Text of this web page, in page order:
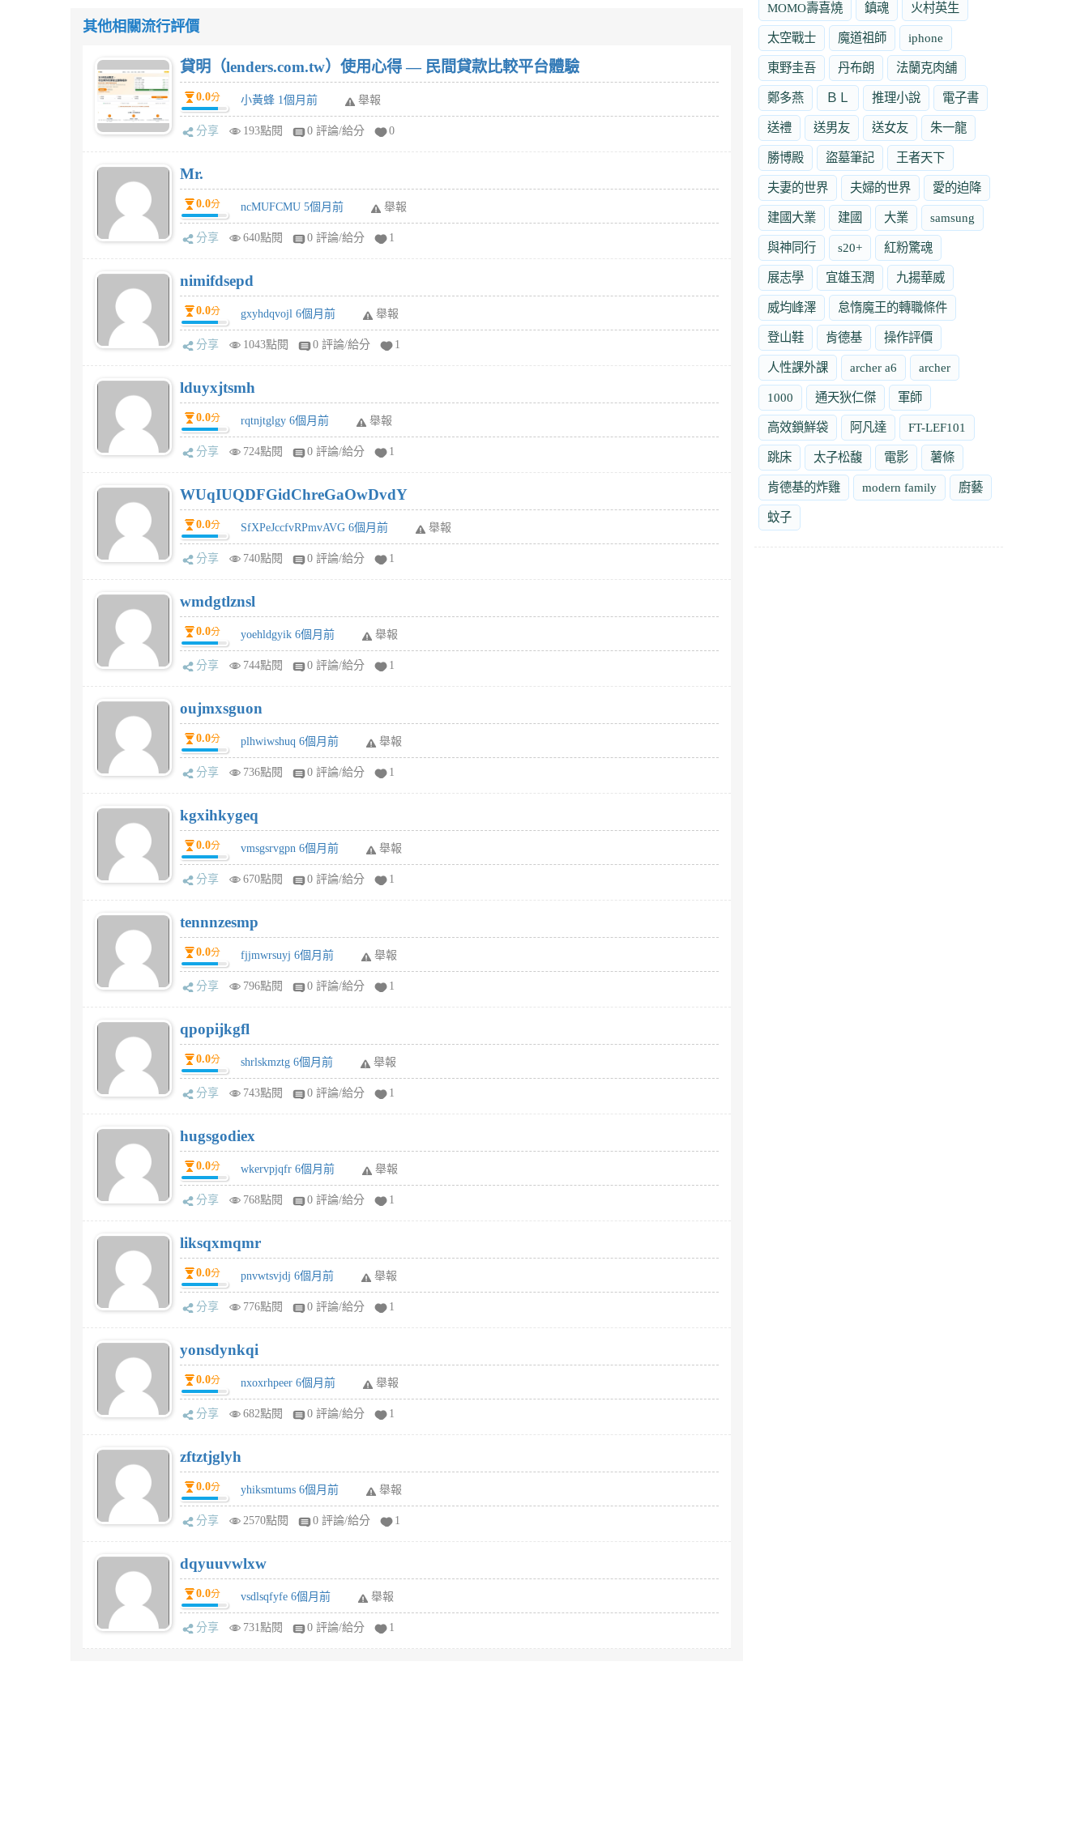
其他相關流行評價
貸明（lenders.com.tw）使用心得 — 民間貸款比較平台體驗
0.0分 小黃蜂 1個月前 舉報
分享 193點閱 0 評論/給分 0
Mr.
0.0分 ncMUFCMU 5個月前 舉報
分享 640點閱 0 評論/給分 1
nimifdsepd
0.0分 gxyhdqvojl 6個月前 舉報
分享 1043點閱 0 評論/給分 1
lduyxjtsmh
0.0分 rqtnjtglgy 6個月前 舉報
分享 724點閱 0 評論/給分 1
WUqIUQDFGidChreGaOwDvdY
0.0分 SfXPeJccfvRPmvAVG 6個月前 舉報
分享 740點閱 0 評論/給分 1
wmdgtlznsl
0.0分 yoehldgyik 6個月前 舉報
分享 744點閱 0 評論/給分 1
oujmxsguon
0.0分 plhwiwshuq 6個月前 舉報
分享 736點閱 0 評論/給分 1
kgxihkygeq
0.0分 vmsgsrvgpn 6個月前 舉報
分享 670點閱 0 評論/給分 1
tennnzesmp
0.0分 fjjmwrsuyj 6個月前 舉報
分享 796點閱 0 評論/給分 1
qpopijkgfl
0.0分 shrlskmztg 6個月前 舉報
分享 743點閱 0 評論/給分 1
hugsgodiex
0.0分 wkervpjqfr 6個月前 舉報
分享 768點閱 0 評論/給分 1
liksqxmqmr
0.0分 pnvwtsvjdj 6個月前 舉報
分享 776點閱 0 評論/給分 1
yonsdynkqi
0.0分 nxoxrhpeer 6個月前 舉報
分享 682點閱 0 評論/給分 1
zftztjglyh
0.0分 yhiksmtums 6個月前 舉報
分享 2570點閱 0 評論/給分 1
dqyuuvwlxw
0.0分 vsdlsqfyfe 6個月前 舉報
分享 731點閱 0 評論/給分 1
MOMO壽喜燒 鎮魂 火村英生
太空戰士 魔道祖師 iphone
東野圭吾 丹布朗 法蘭克肉舖
鄭多燕 ＢＬ 推理小說 電子書
送禮 送男友 送女友 朱一龍
勝博殿 盜墓筆記 王者天下
夫妻的世界 夫婦的世界 愛的迫降
建國大業 建國 大業 samsung
與神同行 s20+ 紅粉驚魂
展志學 宜雄玉潤 九揚華威
威均峰澤 怠惰魔王的轉職條件
登山鞋 肯德基 操作評價
人性課外課 archer a6 archer
1000 通天狄仁傑 軍師
高效鎖鮮袋 阿凡達 FT-LEF101
跳床 太子松馥 電影 薯條
肯德基的炸雞 modern family 廚藝
蚊子